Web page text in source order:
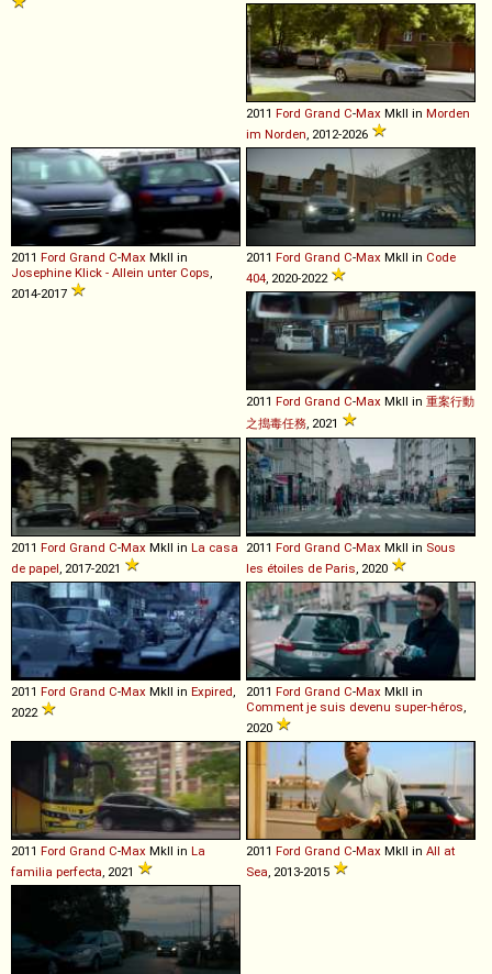
2011 Ford Grand C-Max MkII in Morden
im Norden, 2012-2026
2011 Ford Grand C-Max MkII in
Josephine Klick - Allein unter Cops,
2014-2017
2011 Ford Grand C-Max MkII in Code
404, 2020-2022
2011 Ford Grand C-Max MkII in 重案行動
之搗毒任務, 2021
2011 Ford Grand C-Max MkII in La casa
de papel, 2017-2021
2011 Ford Grand C-Max MkII in Sous
les étoiles de Paris, 2020
2011 Ford Grand C-Max MkII in Expired,
2022
2011 Ford Grand C-Max MkII in
Comment je suis devenu super-héros,
2020
2011 Ford Grand C-Max MkII in La
familia perfecta, 2021
2011 Ford Grand C-Max MkII in All at
Sea, 2013-2015